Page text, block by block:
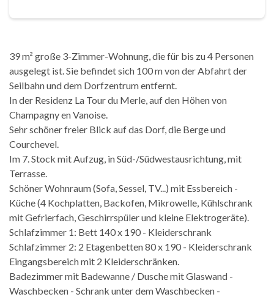
39 m² große 3-Zimmer-Wohnung, die für bis zu 4 Personen
ausgelegt ist. Sie befindet sich 100 m von der Abfahrt der
Seilbahn und dem Dorfzentrum entfernt.
In der Residenz La Tour du Merle, auf den Höhen von
Champagny en Vanoise.
Sehr schöner freier Blick auf das Dorf, die Berge und
Courchevel.
Im 7. Stock mit Aufzug, in Süd-/Südwestausrichtung, mit
Terrasse.
Schöner Wohnraum (Sofa, Sessel, TV...) mit Essbereich -
Küche (4 Kochplatten, Backofen, Mikrowelle, Kühlschrank
mit Gefrierfach, Geschirrspüler und kleine Elektrogeräte).
Schlafzimmer 1: Bett 140 x 190 - Kleiderschrank
Schlafzimmer 2: 2 Etagenbetten 80 x 190 - Kleiderschrank
Eingangsbereich mit 2 Kleiderschränken.
Badezimmer mit Badewanne / Dusche mit Glaswand -
Waschbecken - Schrank unter dem Waschbecken -